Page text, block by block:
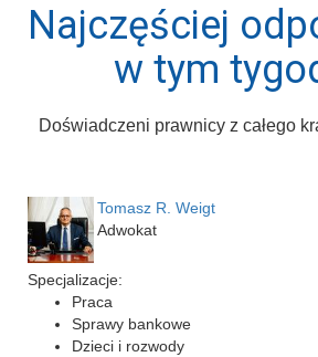
Najczęściej
w tym
Doświadczeni prawnicy z całego
Tomasz R. Weigt
Adwokat
Specjalizacje:
Praca
Sprawy bankowe
Dzieci i rozwody